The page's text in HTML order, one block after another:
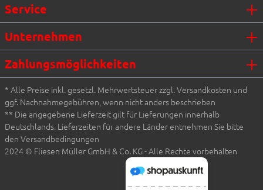
Service
Unternehmen
Zahlungsmöglichkeiten
* Alle Preise inkl. gesetzl. Mehrwertsteuer zzgl. Versandkosten und
ggf. Nachnahmegebühren, wenn nicht anders beschrieben
** Die angegebene Lieferzeit gilt für Lieferungen innerhalb
Deutschlands. Lieferzeiten für andere Länder entnehmen Sie bitte
den Versandbedingungen
2024 © Fliesen Müller GmbH & Co. KG - Alle Rechte vorbehalten